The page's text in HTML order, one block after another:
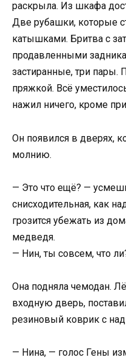
раскрыла. Из шкафа
Две рубашки, которые
катышками. Бритва с
продавленными
застиранные, три пары.
пряжкой. Всё
нажил ничего, кроме
Он появился в дверях,
молнию.
— Это что ещё? —
снисходительная, как
грозится убежать из
медведя.
— Нин, ты совсем, что
Она подняла чемодан.
входную дверь,
резиновый коврик с
— Нина, — голос Гены